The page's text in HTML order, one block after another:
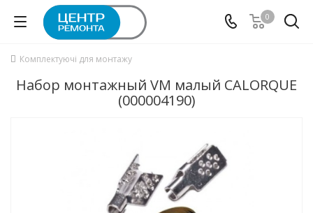
0
Комплектуючі для монтажу
Набор монтажный VM малый CALORQUE
(000004190)